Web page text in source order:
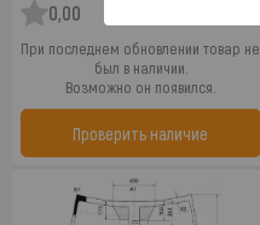
0,00
При последнем обновлении товар не
был в наличии.
Возможно он появился.
Проверить наличие